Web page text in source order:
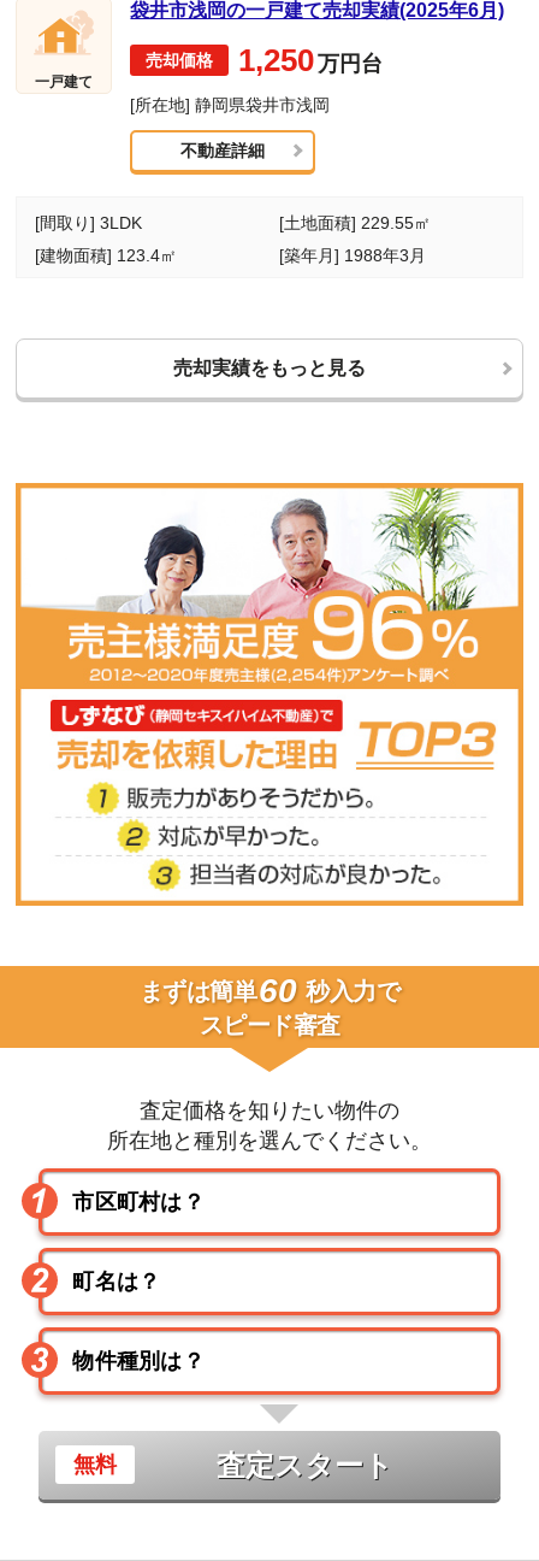
一戸建て
袋井市浅岡の一戸建て売却実績(2025年6月)
1,250万円台
[所在地] 静岡県袋井市浅岡
不動産詳細
[間取り] 3LDK
[土地面積] 229.55㎡
[建物面積] 123.4㎡
[築年月] 1988年3月
売却実績をもっと見る
まずは簡単60 秒入力で
スピード審査
査定価格を知りたい物件の
所在地と種別を選んでください。
査定スタート